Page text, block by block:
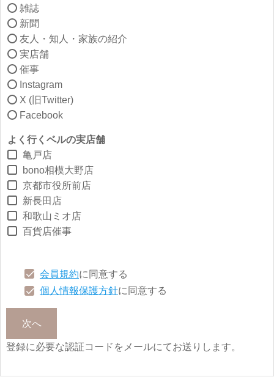
雑誌
新聞
友人・知人・家族の紹介
実店舗
催事
Instagram
X (旧Twitter)
Facebook
よく行くベルの実店舗
亀戸店
bono相模大野店
京都市役所前店
新長田店
和歌山ミオ店
百貨店催事
会員規約に同意する
個人情報保護方針に同意する
次へ
登録に必要な認証コードをメールにてお送りします。